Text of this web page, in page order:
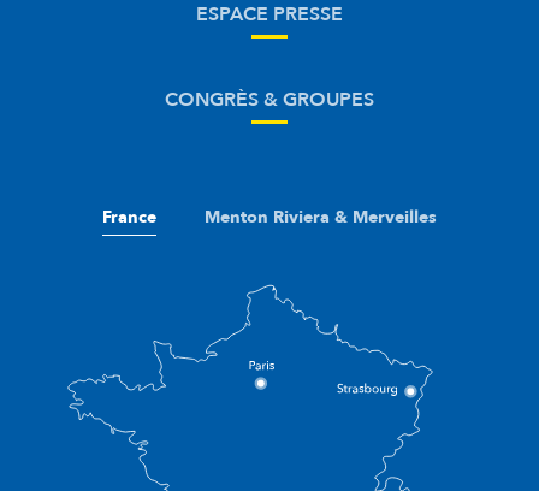
ESPACE PRESSE
CONGRÈS & GROUPES
France Menton Riviera & Merveilles